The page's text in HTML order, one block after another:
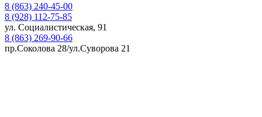
8 (863) 240-45-00
8 (928) 112-75-85
ул. Социалистическая, 91
8 (863) 269-90-66
пр.Соколова 28/ул.Суворова 21